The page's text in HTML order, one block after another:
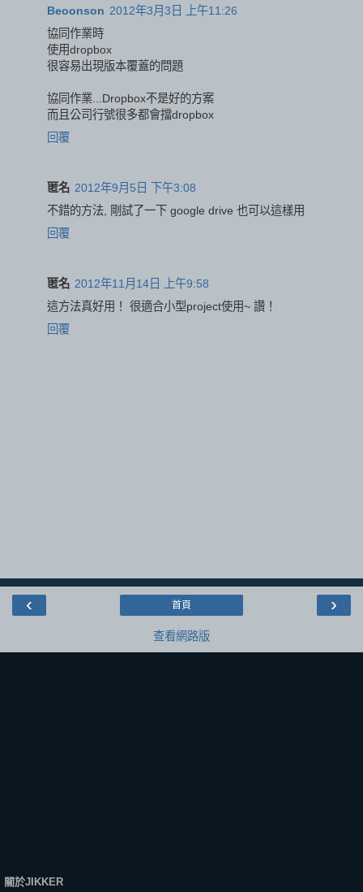
Beoonson 2012年3月3日 上午11:26
協同作業時
使用dropbox
很容易出現版本覆蓋的問題
協同作業...Dropbox不是好的方案
而且公司行號很多都會擋dropbox
回覆
匿名 2012年9月5日 下午3:08
不錯的方法, 剛試了一下 google drive 也可以這樣用
回覆
匿名 2012年11月14日 上午9:58
這方法真好用！ 很適合小型project使用~ 讚！
回覆
‹ ›
首頁
查看網路版
關於JIKKER